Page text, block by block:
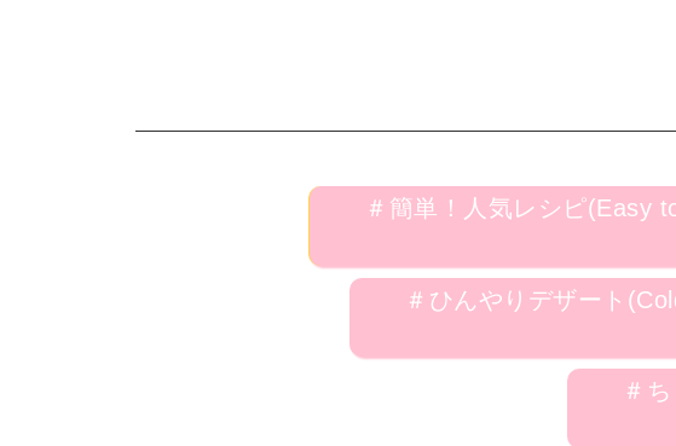
＃簡単！人気レシピ(Easy
＃ひんやりデザート
＃